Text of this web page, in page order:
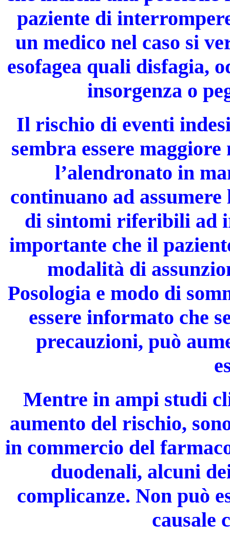
paziente di
un medico nel caso si
esofagea quali disfagia,
insorgenza o
Il rischio di eventi
sembra essere
l’alendronato in
continuano ad
di sintomi riferibili ad
importante che il
modalità di
Posologia e modo di
essere informato che
precauzioni, può
Mentre in ampi studi
aumento del rischio,
in commercio del
duodenali, alcuni
complicanze. Non può
causale